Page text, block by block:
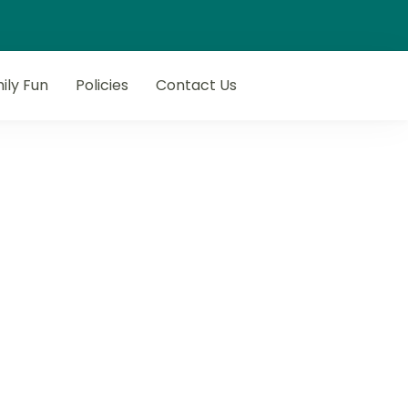
getaway with Flop N Drop.
Fun Policies Contact Us